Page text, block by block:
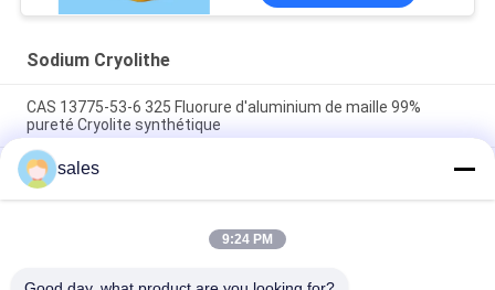
Sodium Cryolithe
CAS 13775-53-6 325 Fluorure d'aluminium de maille 99%
pureté Cryolite synthétique
Plus de catégorie 1000 industrielle de Mesh Sodium Cryolite
CAS 13775-53-6
Poids moléculaire 209,94 Cryolite de sodium Composé
chimique Insoluble dans l'eau Idéal pour les procédés de
sales
9:24 PM